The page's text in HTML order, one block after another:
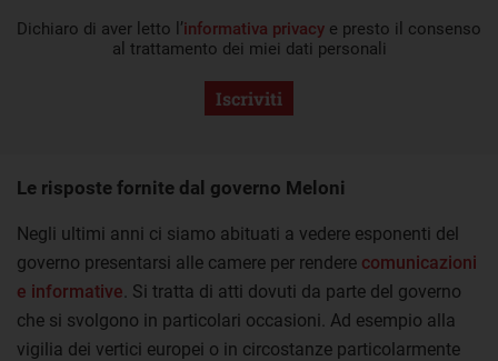
Dichiaro di aver letto l’informativa privacy e presto il consenso
al trattamento dei miei dati personali
Iscriviti
Le risposte fornite dal governo Meloni
Negli ultimi anni ci siamo abituati a vedere esponenti del
governo presentarsi alle camere per rendere comunicazioni
e informative . Si tratta di atti dovuti da parte del governo
che si svolgono in particolari occasioni. Ad esempio alla
vigilia dei vertici europei o in circostanze particolarmente